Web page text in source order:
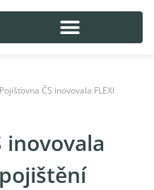
Pojišťovna ČS inovovala FLEXI
inovovala